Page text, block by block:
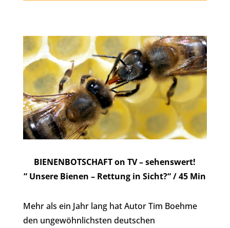
BIENENBOTSCHAFT on TV – sehenswert!
“ Unsere Bienen – Rettung in Sicht?“ / 45 Min
Mehr als ein Jahr lang hat Autor Tim Boehme
den ungewöhnlichsten deutschen